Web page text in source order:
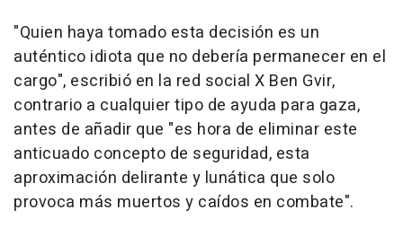
"Quien haya tomado esta decisión es un
auténtico idiota que no debería permanecer en el
cargo", escribió en la red social X Ben Gvir,
contrario a cualquier tipo de ayuda para gaza,
antes de añadir que "es hora de eliminar este
anticuado concepto de seguridad, esta
aproximación delirante y lunática que solo
provoca más muertos y caídos en combate".